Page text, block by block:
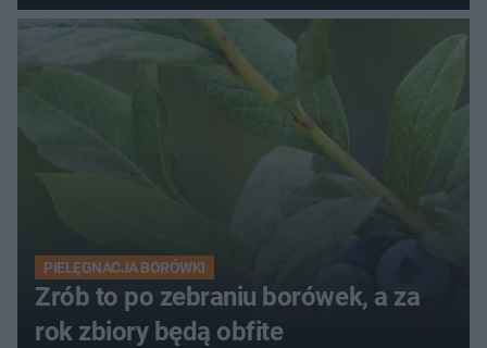
PIELĘGNACJA BORÓWKI
Zrób to po zebraniu borówek, a za
rok zbiory będą obfite